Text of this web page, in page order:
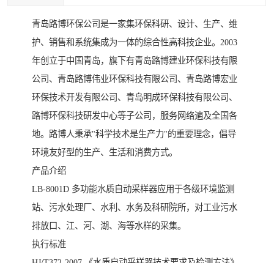
青岛路博环保公司是一家集环保科研、设计、生产、维
护、销售和系统集成为一体的综合性高科技企业。2003
年创立于中国青岛，旗下有青岛路博建业环保科技有限
公司、青岛路博伟业环保科技有限公司、青岛路博宏业
环保技术开发有限公司、青岛明成环保科技有限公司、
路博环保科技研发中心等子公司，服务网络遍及全国各
地。路博人秉承"科学技术是生产力"的重要理念，倡导
环境友好型的生产、生活和消费方式。
产品介绍
LB-8001D 多功能水质自动采样器应用于各级环境监测
站、污水处理厂、水利、水务及科研院所，对工业污水
排放口、江、河、湖、海等水样的采集。
执行标准